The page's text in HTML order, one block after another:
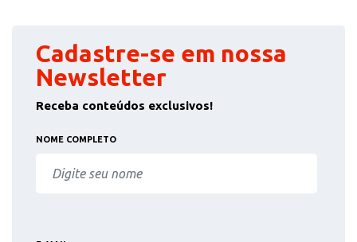
Cadastre-se em nossa
Newsletter
Receba conteúdos exclusivos!
NOME COMPLETO